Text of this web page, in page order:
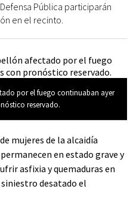
Pública participarán
en el recinto.
por el fuego continuaban ayer
reservado.
mujeres de la alcaidía
en estado grave y
asfixia y quemaduras en
desatado el